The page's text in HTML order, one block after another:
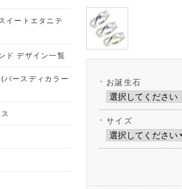
お誕生石
サイズ
イートエタニテ
ド デザイン一覧
バースディカラー